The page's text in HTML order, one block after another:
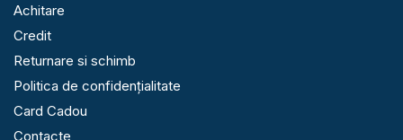
Achitare
Credit
Returnare si schimb
Politica de confidențialitate
Card Cadou
Contacte